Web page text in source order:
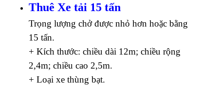
Thuê Xe tải 15 tấn
Trọng lượng chở được nhỏ hơn hoặc bằng
15 tấn.
+ Kích thước: chiều dài 12m; chiều rộng
2,4m; chiều cao 2,5m.
+ Loại xe thùng bạt.